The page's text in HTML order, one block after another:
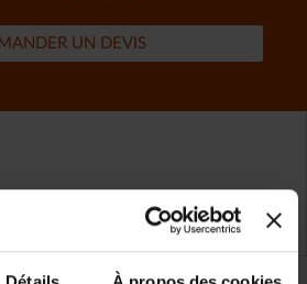
UN DEVIS
VOYAGES MADAGASCAR